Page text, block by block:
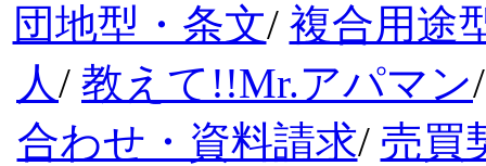
団地型・条文/ 複合用途
人/ 教えて!!Mr.アパマン
合わせ・資料請求/ 売買